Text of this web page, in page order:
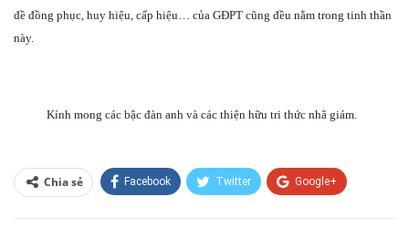
đề đồng phục, huy hiệu, cấp hiệu… của GĐPT cũng đều nằm trong tinh thần
này.
Kính mong các bậc đàn anh và các thiện hữu tri thức nhã giám.
Chia sẻ Facebook Twitter Google+